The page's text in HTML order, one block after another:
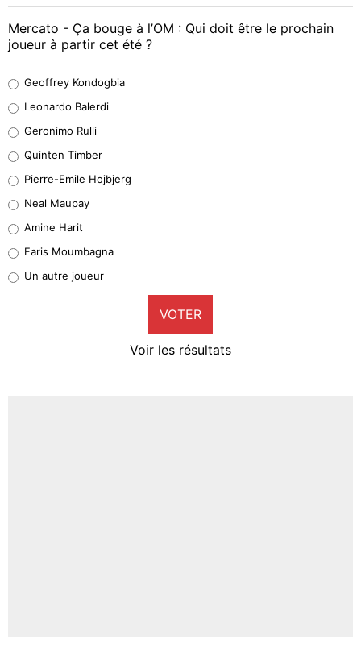
Mercato - Ça bouge à l’OM : Qui doit être le prochain
joueur à partir cet été ?
38%
32%
5%
1%
9%
Geoffrey Kondogbia
Leonardo Balerdi
Geronimo Rulli
Quinten Timber
Pierre-Emile Hojbjerg
Neal Maupay
Amine Harit
Faris Moumbagna
Un autre joueur
VOTER
Voir les résultats